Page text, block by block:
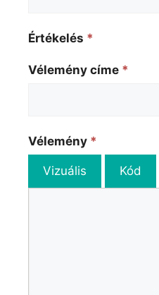
Értékelés *
Vélemény címe *
Vélemény *
Vizuális Kód